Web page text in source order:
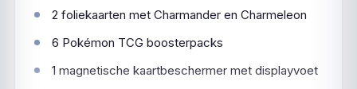
2 foliekaarten met Charmander en Charmeleon
6 Pokémon TCG boosterpacks
1 magnetische kaartbeschermer met displayvoet